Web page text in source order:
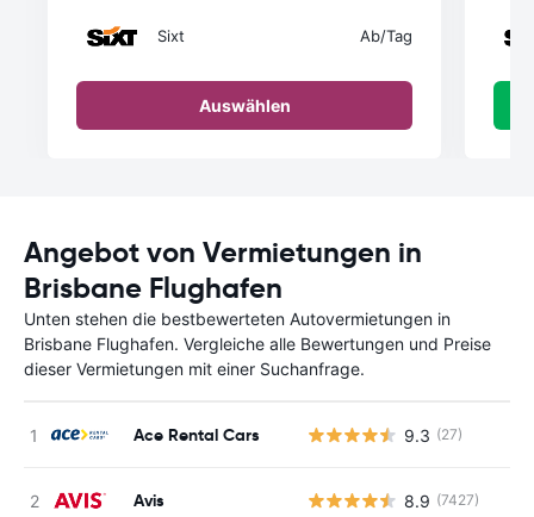
Sixt Ab/Tag
Auswählen
Angebot von Vermietungen in
Brisbane Flughafen
Unten stehen die bestbewerteten Autovermietungen in
Brisbane Flughafen. Vergleiche alle Bewertungen und Preise
dieser Vermietungen mit einer Suchanfrage.
Ace Rental Cars 9.3 (27)
Avis 8.9 (7427)